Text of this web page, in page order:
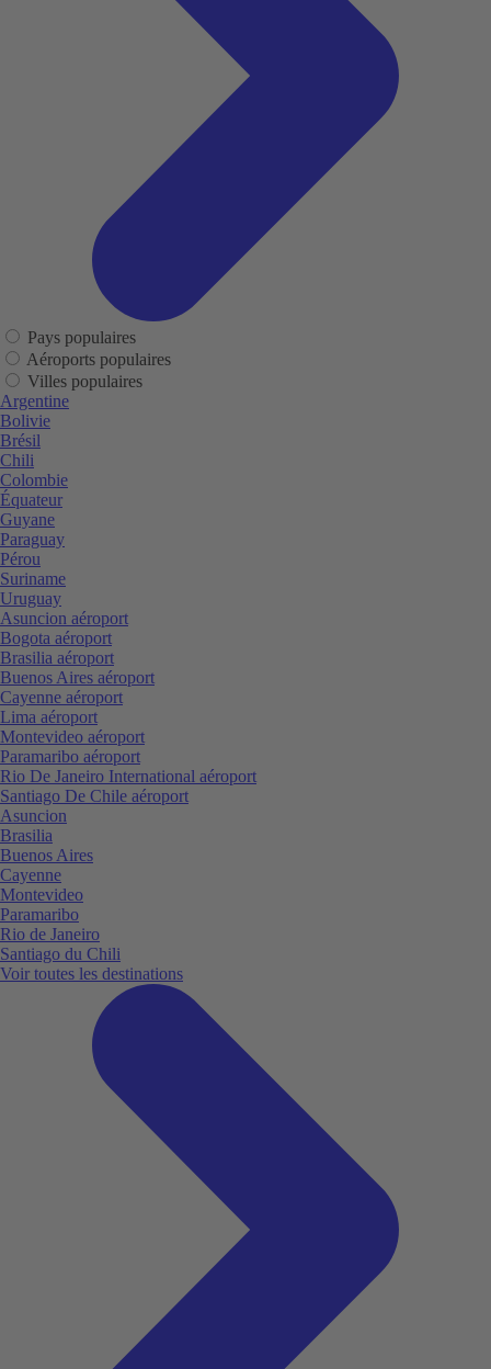
Pays populaires
Aéroports populaires
Villes populaires
Argentine
Bolivie
Brésil
Chili
Colombie
Équateur
Guyane
Paraguay
Pérou
Suriname
Uruguay
Asuncion aéroport
Bogota aéroport
Brasilia aéroport
Buenos Aires aéroport
Cayenne aéroport
Lima aéroport
Montevideo aéroport
Paramaribo aéroport
Rio De Janeiro International aéroport
Santiago De Chile aéroport
Asuncion
Brasilia
Buenos Aires
Cayenne
Montevideo
Paramaribo
Rio de Janeiro
Santiago du Chili
Voir toutes les destinations